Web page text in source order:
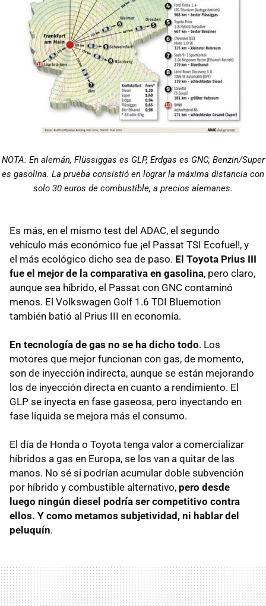
NOTA: En alemán, Flüssiggas es GLP, Erdgas es GNC, Benzin/Super
es gasolina. La prueba consistió en lograr la máxima distancia con
solo 30 euros de combustible, a precios alemanes.
Es más, en el mismo test del ADAC, el segundo
vehículo más económico fue ¡el Passat TSI Ecofuel!, y
el más ecológico dicho sea de paso. El Toyota Prius III
fue el mejor de la comparativa en gasolina, pero claro,
aunque sea híbrido, el Passat con GNC contaminó
menos. El Volkswagen Golf 1.6 TDI Bluemotion
también batió al Prius III en economía.
En tecnología de gas no se ha dicho todo. Los
motores que mejor funcionan con gas, de momento,
son de inyección indirecta, aunque se están mejorando
los de inyección directa en cuanto a rendimiento. El
GLP se inyecta en fase gaseosa, pero inyectando en
fase líquida se mejora más el consumo.
El día de Honda o Toyota tenga valor a comercializar
híbridos a gas en Europa, se los van a quitar de las
manos. No sé si podrían acumular doble subvención
por híbrido y combustible alternativo, pero desde
luego ningún diesel podría ser competitivo contra
ellos. Y como metamos subjetividad, ni hablar del
peluquín.